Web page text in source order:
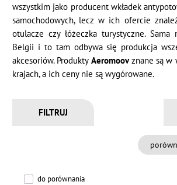
wszystkim jako producent wkładek
samochodowych, lecz w ich ofercie
otulacze czy łóżeczka turystyczne. Sama
Belgii i to tam odbywa się produkcja
akcesoriów. Produkty Aeromoovznane są w
krajach, a ich ceny nie są wygórowane.
FILTRUJ
do porównania